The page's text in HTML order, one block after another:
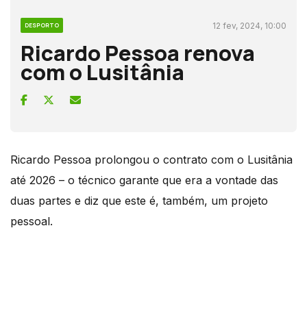
DESPORTO 12 fev, 2024, 10:00
Ricardo Pessoa renova
com o Lusitânia
Ricardo Pessoa prolongou o contrato com o Lusitânia
até 2026 – o técnico garante que era a vontade das
duas partes e diz que este é, também, um projeto
pessoal.